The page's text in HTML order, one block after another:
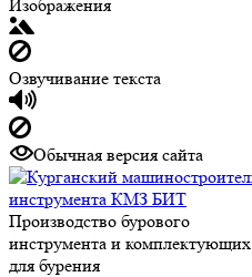
Изображения
Озвучивание текста
Обычная версия сайта
Производство бурового
инструмента и комплектующих
для бурения